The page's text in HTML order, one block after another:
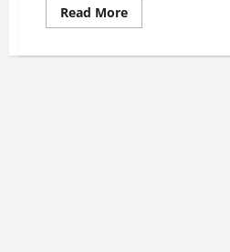
Read MoreRead
more
Listrik